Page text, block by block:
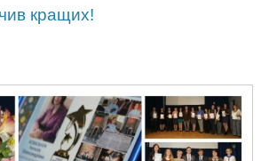
кращих!